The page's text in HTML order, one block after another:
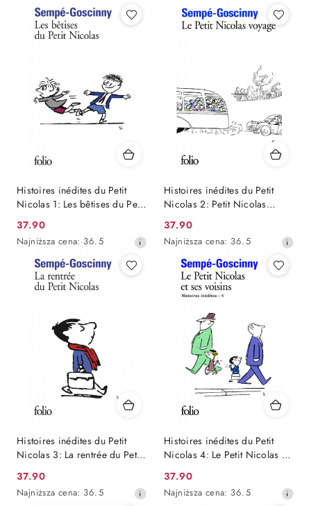
Histoires inédites du Petit
Nicolas 1: Les bêtises du Petit
Cena
promocyjna:
37.90
Najniższa
Najniższa cena: 36.5
Histoires inédites du Petit
Nicolas 2: Petit Nicolas
Cena
promocyjna:
37.90
Najniższa
Najniższa cena: 36.5
Histoires inédites du Petit
Nicolas 3: La rentrée du Petit
Cena
promocyjna:
37.90
Najniższa
Najniższa cena: 36.5
Histoires inédites du Petit
Nicolas 4: Le Petit Nicolas et
Cena
promocyjna:
37.90
Najniższa
Najniższa cena: 36.5